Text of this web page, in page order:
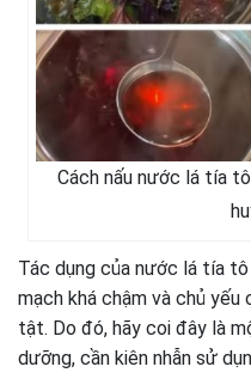
Cách nấu nước lá tía
Tác dụng của nước lá tía
mạch khá chậm và chủ
tật. Do đó, hãy coi đây là
dưỡng, cần kiên nhẫn sử